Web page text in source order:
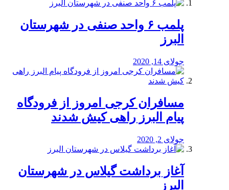
پلمب ۶ واحد صنفی در شهرستان
البرز
جولای 14, 2020
مسافران کرجی امروز از فرودگاه
پیام البرز راهی کیش شدند
جولای 2, 2020
آغاز برداشت گیلاس در شهرستان
البرز